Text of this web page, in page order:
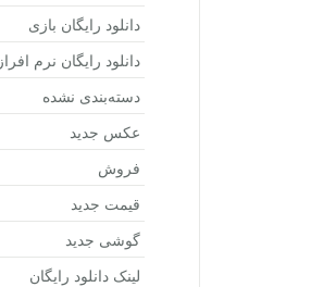
دانلود رایگان بازی
دانلود رایگان نرم افراز
دسته‌بندی نشده
عکس جدید
فروش
قیمت جدید
گوشی جدید
لینک دانلود رایگان